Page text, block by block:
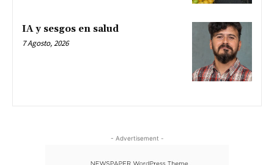
IA y sesgos en salud
7 Agosto, 2026
- Advertisement -